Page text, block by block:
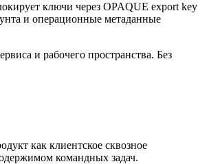
ключи через OPAQUE export key
и операционные метаданные
и рабочего пространства. Без
как клиентское сквозное
командных задач.